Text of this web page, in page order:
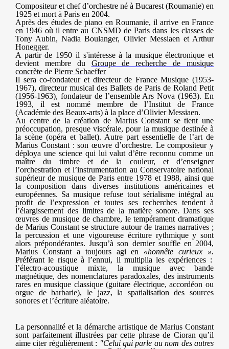
Compositeur et chef d’orchestre né à Bucarest (Roumanie) en
1925 et mort à Paris en 2004.
Après des études de piano en Roumanie, il arrive en France
en 1946 où il entre au CNSMD de Paris dans les classes de
Tony Aubin, Nadia Boulanger, Olivier Messiaen et Arthur
Honegger.
A partir de 1950 il s'intéresse à la musique électronique et
devient membre du Groupe de recherche de musique
concrète de Pierre Schaeffer
Il sera co-fondateur et directeur de France Musique (1953-
1967), directeur musical des Ballets de Paris de Roland Petit
(1956-1963), fondateur de l’ensemble Ars Nova (1963). En
1993, il est nommé membre de l’Institut de France
(Académie des Beaux-arts) à la place d’Olivier Messiaen.
Au centre de la création de Marius Constant se tient une
préoccupation, presque viscérale, pour la musique destinée à
la scène (opéra et ballet). Autre part essentielle de l’art de
Marius Constant : son œuvre d’orchestre. Le compositeur y
déploya une science qui lui valut d’être reconnu comme un
maître du timbre et de la couleur, et d’enseigner
l’orchestration et l’instrumentation au Conservatoire national
supérieur de musique de Paris entre 1978 et 1988, ainsi que
la composition dans diverses institutions américaines et
européennes. Sa musique refuse tout sérialisme intégral au
profit de l’expression et toutes ses recherches tendent à
l’élargissement des limites de la matière sonore. Dans ses
œuvres de musique de chambre, le tempérament dramatique
de Marius Constant se structure autour de trames narratives ;
la percussion et une vigoureuse écriture rythmique y sont
alors prépondérantes. Jusqu’à son dernier souffle en 2004,
Marius Constant a toujours agi en «honnête curieux ».
Préférant le risque à l’ennui, il multiplia les expériences :
l’électro-acoustique mixte, la musique avec bande
magnétique, des nomenclatures paradoxales, des instruments
rares en musique classique (guitare électrique, accordéon ou
orgue de barbarie), le jazz, la spatialisation des sources
sonores et l’écriture aléatoire.
La personnalité et la démarche artistique de Marius Constant
sont parfaitement illustrées par cette phrase de Cioran qu’il
aime citer régulièrement : "Celui qui parle au nom des autres